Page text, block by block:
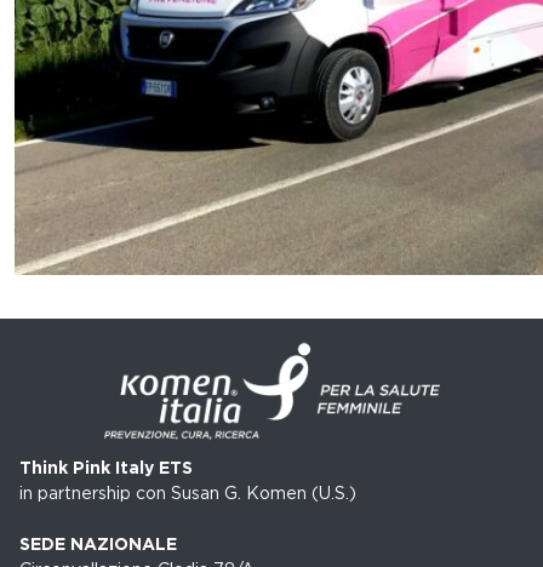
Think Pink Italy ETS
in partnership con Susan G. Komen (U.S.)
SEDE NAZIONALE